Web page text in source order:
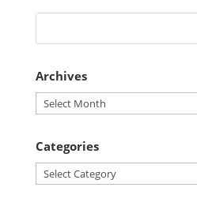
Archives
Archives
Categories
Categories